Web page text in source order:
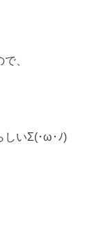
、
しいΣ(･ω･ﾉ)